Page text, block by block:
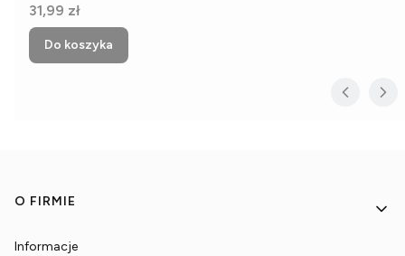
Cena
31,99 zł
Do koszyka
Linki w stopce
O FIRMIE
Informacje